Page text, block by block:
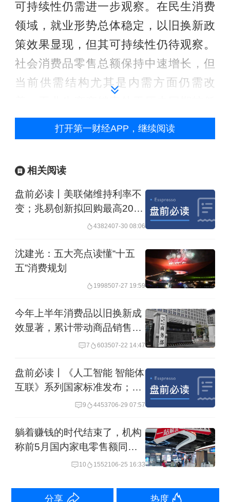
可持续性仍需进一步观察。在民生消费
领域，就业形势总体稳定，以旧换新政
策效果显现，但其可持续性仍待观察。
社会消费品零售总额保持中速增长，但
当前供需结构尤其是内需方面仍需改
水平，房地产市场止跌回稳态势的可持
续性也有待观察。在此背景下，扩内需
下半年宏观经济形势中，外需仍面临较
大不确定性。尽管4月份出口实现约9%
的增长，表现较为强劲，但二季度依然
会受到一定冲击。不过日内瓦贸易谈判
后，近期我国部分港口对美出口和集装
箱港口增长达300%，5月出口依然会有
在。当前美国对我国总体关税水平约为
42%，仍偏高，对我国外贸经济有一定
节日前仍有大量来自中国的商品。近期
的贸易扰动与外需需求相互交织，而特
和，2019年5月又冲突，同年6月再次缓
和，8月又陷入新困境。因此，贸易摩擦
打开第一财经APP，继续阅读
相关阅读
盘前必读丨美联储维持利率不
变；兆易创新拟回购最高20亿
4382407-30 08:06
沈建光：五大亮点读懂“十五
五”消费规划
1998507-27 19:59
今年上半年消费品以旧换新成
效显著，累计带动商品销售额
7 603507-22 14:47
盘前必读丨《人工智能 智能体
互联》系列国家标准发布；银
河微电拟购买恒泰柯100%股
9 4453706-29 07:57
躺着赚钱的时代结束了，机构
称前5月国内家电零售额同比
10 1552106-25 16:33
分享 热度